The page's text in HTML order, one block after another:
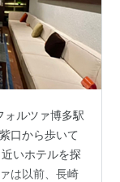
ォルツァ博多駅
口から歩いて
いホテルを探
は以前、長崎